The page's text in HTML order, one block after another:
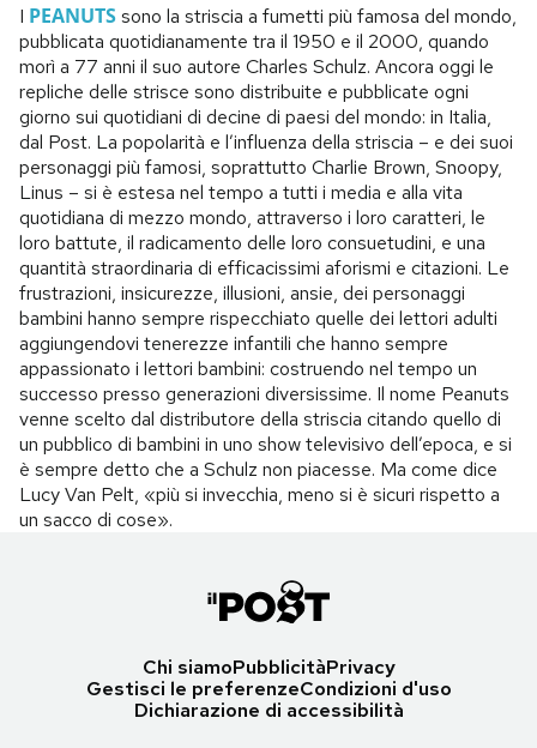
I PEANUTSsono la striscia a fumetti più famosa del mondo,
pubblicata quotidianamente tra il 1950 e il 2000, quando
morì a 77 anni il suo autore Charles Schulz. Ancora oggi le
repliche delle strisce sono distribuite e pubblicate ogni
giorno sui quotidiani di decine di paesi del mondo: in Italia,
dal Post. La popolarità e l’influenza della striscia – e dei suoi
personaggi più famosi, soprattutto Charlie Brown, Snoopy,
Linus – si è estesa nel tempo a tutti i media e alla vita
quotidiana di mezzo mondo, attraverso i loro caratteri, le
loro battute, il radicamento delle loro consuetudini, e una
quantità straordinaria di efficacissimi aforismi e citazioni. Le
frustrazioni, insicurezze, illusioni, ansie, dei personaggi
bambini hanno sempre rispecchiato quelle dei lettori adulti
aggiungendovi tenerezze infantili che hanno sempre
appassionato i lettori bambini: costruendo nel tempo un
successo presso generazioni diversissime. Il nome Peanuts
venne scelto dal distributore della striscia citando quello di
un pubblico di bambini in uno show televisivo dell’epoca, e si
è sempre detto che a Schulz non piacesse. Ma come dice
Lucy Van Pelt, «più si invecchia, meno si è sicuri rispetto a
un sacco di cose».
Chi siamoPubblicitàPrivacy
Gestisci le preferenzeCondizioni d'uso
Dichiarazione di accessibilità